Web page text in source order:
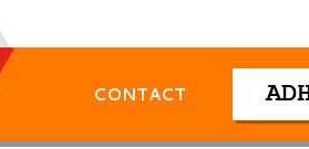
CONTACT